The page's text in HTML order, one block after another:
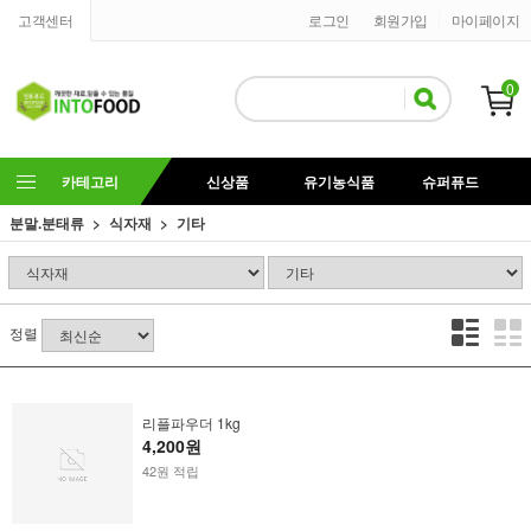
고객센터 마이페이지
회원가입
로그인
0
카테고리 신상품 유기농식품
슈퍼퓨드
분말.분태류
식자재 기타
정렬
리플파우더 1kg
4,200원
42원 적립